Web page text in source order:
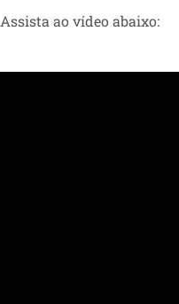
Assista ao vídeo abaixo: